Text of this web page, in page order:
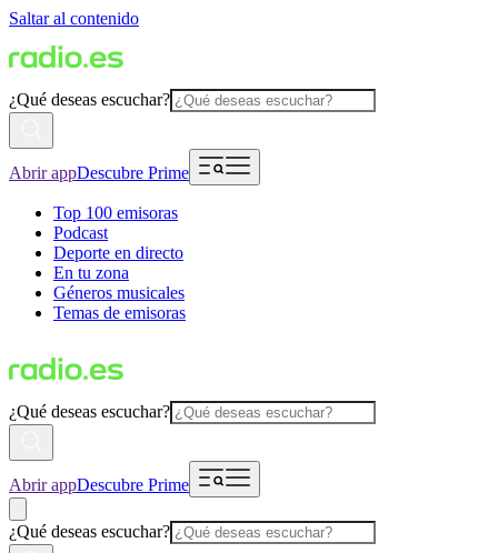
Saltar al contenido
¿Qué deseas escuchar?
Abrir appDescubre Prime
Top 100 emisoras
Podcast
Deporte en directo
En tu zona
Géneros musicales
Temas de emisoras
¿Qué deseas escuchar?
Abrir appDescubre Prime
¿Qué deseas escuchar?